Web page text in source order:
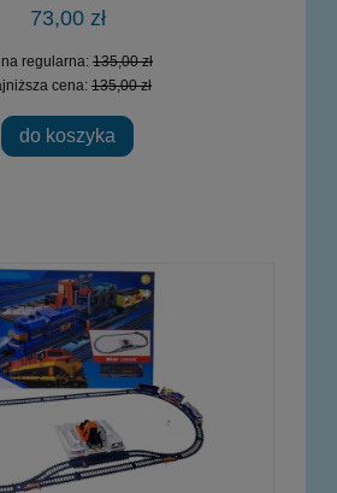
73,00 zł
regularna: 135,00 zł
cena: 135,00 zł
do koszyka